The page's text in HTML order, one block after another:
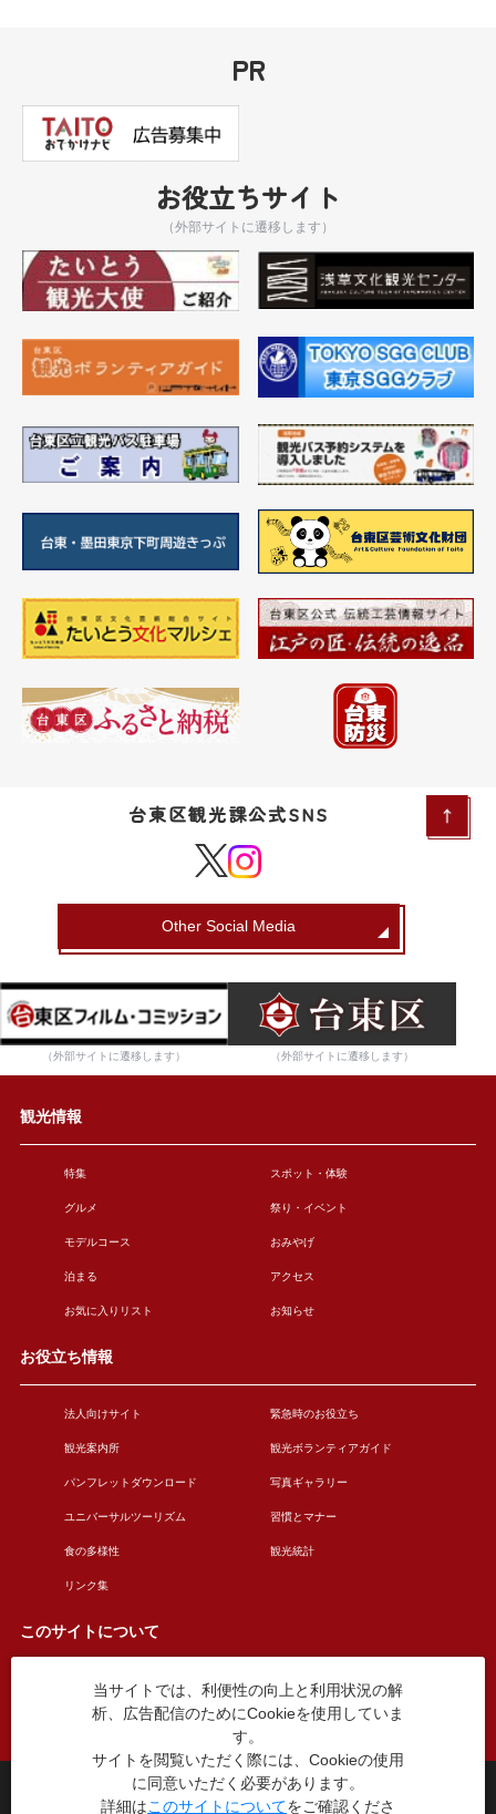
PR
お役立ちサイト
（外部サイトに遷移します）
台東区観光課公式SNS
Other Social Media
（外部サイトに遷移します） （外部サイトに遷移します）
観光情報
特集 スポット・体験
グルメ 祭り・イベント
モデルコース おみやげ
泊まる アクセス
お気に入りリスト お知らせ
お役立ち情報
法人向けサイト 緊急時のお役立ち
観光案内所 観光ボランティアガイド
パンフレットダウンロード 写真ギャラリー
ユニバーサルツーリズム 習慣とマナー
食の多様性 観光統計
リンク集
このサイトについて
このサイトについて 広告掲載について
お問い合わせ
台東区役所観光課
〒110-8615 東京都台東区東上野4丁目5番6号
当サイトでは、利便性の向上と利用状況の解
析、広告配信のためにCookieを使用していま
す。
サイトを閲覧いただく際には、Cookieの使用
に同意いただく必要があります。
詳細はこのサイトについてをご確認くださ